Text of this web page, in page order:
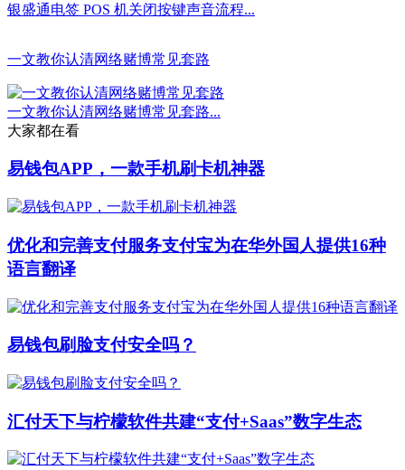
银盛通电签 POS 机关闭按键声音流程...
一文教你认清网络赌博常见套路
一文教你认清网络赌博常见套路...
大家都在看
易钱包APP，一款手机刷卡机神器
优化和完善支付服务支付宝为在华外国人提供16种
语言翻译
易钱包刷脸支付安全吗？
汇付天下与柠檬软件共建“支付+Saas”数字生态